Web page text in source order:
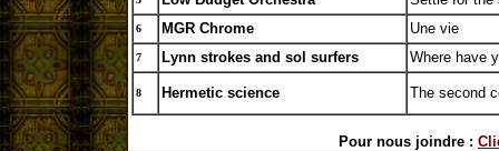
6 MGR Chrome Une vie
7 Lynn strokes and sol surfers Where have
8 Hermetic science The second
Pour nous joindre :